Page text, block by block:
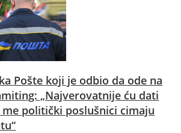
Pošte koji je odbio da ode na
„Najverovatnije ću dati
me politički poslušnici cimaju